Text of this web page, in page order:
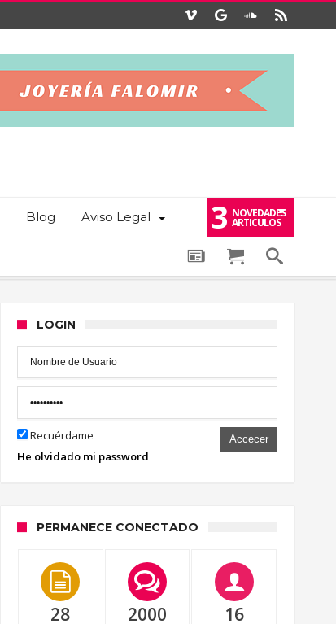
Blog Aviso Legal 3 NOVEDADES
ARTICULOS
LOGIN
Recuérdame Accecer
He olvidado mi password
PERMANECE CONECTADO
28 2000 16